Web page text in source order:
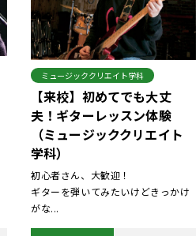
ミュージッククリエイト学科
【来校】初めてでも大丈
夫！ギターレッスン体験
（ミュージッククリエイト
学科）
初心者さん、大歓迎！
ギターを弾いてみたいけどきっかけ
がな...